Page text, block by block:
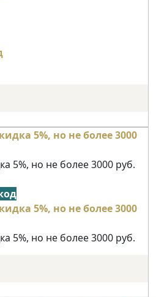
5%, но не более 3000 руб.
5%, но не более 3000 руб.